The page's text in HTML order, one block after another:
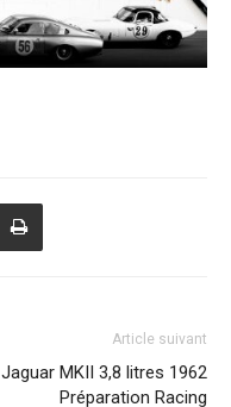
Article suivant
Jaguar MKII 3,8 litres 1962
Préparation Racing